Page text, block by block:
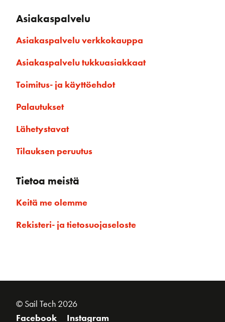
Asiakaspalvelu
Asiakaspalvelu verkkokauppa
Asiakaspalvelu tukkuasiakkaat
Toimitus- ja käyttöehdot
Palautukset
Lähetystavat
Tilauksen peruutus
Tietoa meistä
Keitä me olemme
Rekisteri- ja tietosuojaseloste
© Sail Tech 2026
Facebook
Instagram